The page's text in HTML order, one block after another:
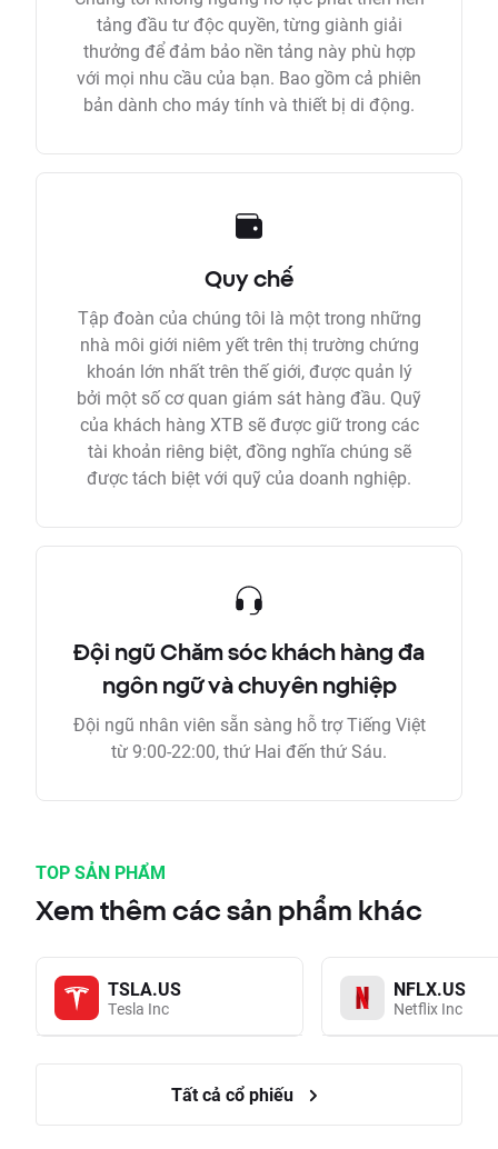
tảng đầu tư độc quyền, từng giành giải
thưởng để đảm bảo nền tảng này phù hợp
với mọi nhu cầu của bạn. Bao gồm cả phiên
bản dành cho máy tính và thiết bị di động.
Quy chế
Tập đoàn của chúng tôi là một trong những
nhà môi giới niêm yết trên thị trường chứng
khoán lớn nhất trên thế giới, được quản lý
bởi một số cơ quan giám sát hàng đầu. Quỹ
của khách hàng XTB sẽ được giữ trong các
tài khoản riêng biệt, đồng nghĩa chúng sẽ
được tách biệt với quỹ của doanh nghiệp.
Đội ngũ Chăm sóc khách hàng đa
ngôn ngữ và chuyên nghiệp
Đội ngũ nhân viên sẵn sàng hỗ trợ Tiếng Việt
từ 9:00-22:00, thứ Hai đến thứ Sáu.
TOP SẢN PHẨM
Xem thêm các sản phẩm khác
TSLA.US
Tesla Inc
NFLX.US
Netflix Inc
Tất cả cổ phiếu